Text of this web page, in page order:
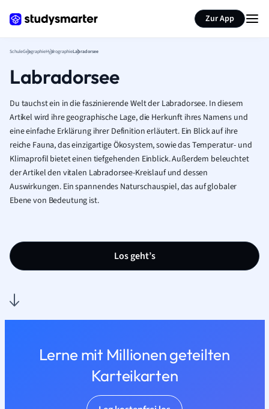
Zur App
SchuleGeographieHydrographieLabradorsee
Labradorsee
Du tauchst ein in die faszinierende Welt der Labradorsee. In diesem
Artikel wird ihre geographische Lage, die Herkunft ihres Namens und
eine einfache Erklärung ihrer Definition erläutert. Ein Blick auf ihre
reiche Fauna, das einzigartige Ökosystem, sowie das Temperatur- und
Klimaprofil bietet einen tiefgehenden Einblick. Außerdem beleuchtet
der Artikel den vitalen Labradorsee-Kreislauf und dessen
Auswirkungen. Ein spannendes Naturschauspiel, das auf globaler
Ebene von Bedeutung ist.
Los geht’s
Lerne mit Millionen geteilten
Karteikarten
Seite zusammenfassen